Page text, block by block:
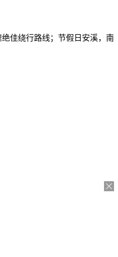
佳绕行路线；节假日安溪，南